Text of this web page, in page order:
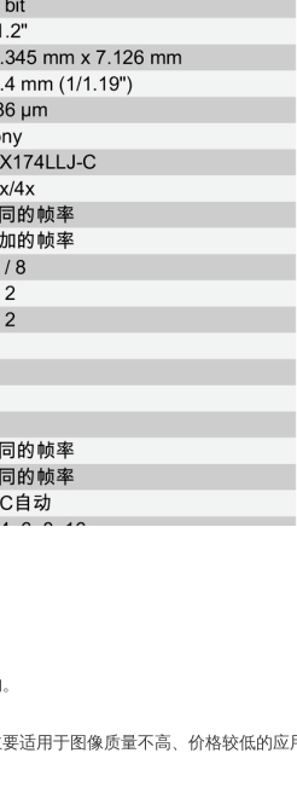
适用于图像质量不高、价格较低的